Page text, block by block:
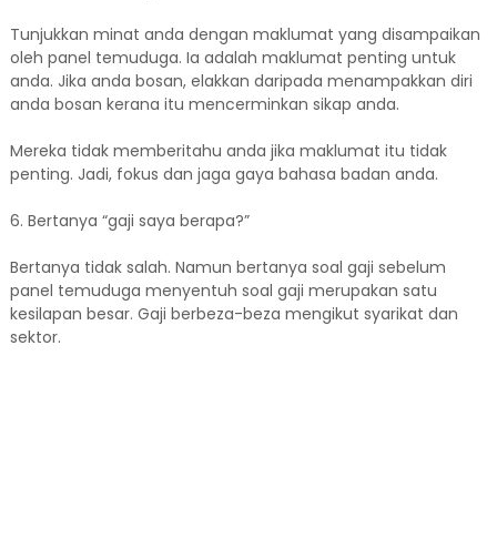
Tunjukkan minat anda dengan maklumat yang disampaikan
oleh panel temuduga. Ia adalah maklumat penting untuk
anda. Jika anda bosan, elakkan daripada menampakkan diri
anda bosan kerana itu mencerminkan sikap anda.
Mereka tidak memberitahu anda jika maklumat itu tidak
penting. Jadi, fokus dan jaga gaya bahasa badan anda.
6. Bertanya “gaji saya berapa?”
Bertanya tidak salah. Namun bertanya soal gaji sebelum
panel temuduga menyentuh soal gaji merupakan satu
kesilapan besar. Gaji berbeza-beza mengikut syarikat dan
sektor.